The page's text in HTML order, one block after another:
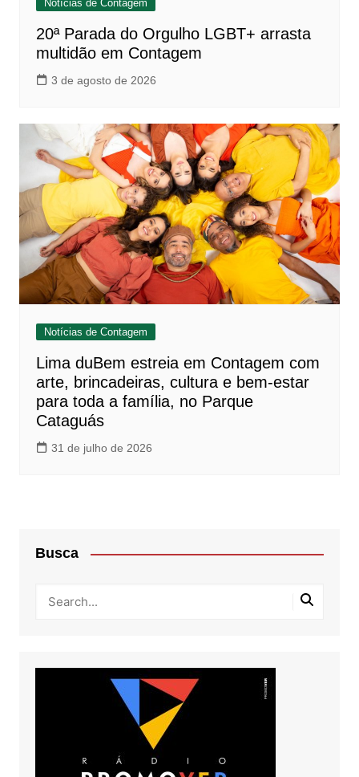
Notícias de Contagem
20ª Parada do Orgulho LGBT+ arrasta
multidão em Contagem
3 de agosto de 2026
Notícias de Contagem
Lima duBem estreia em Contagem com
arte, brincadeiras, cultura e bem-estar
para toda a família, no Parque
Cataguás
31 de julho de 2026
Busca